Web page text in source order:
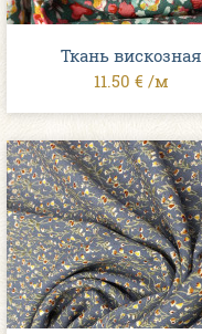
Ткань вискозная
11.50 € /м